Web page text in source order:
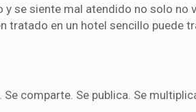
se siente mal atendido no solo no
tratado en un hotel sencillo puede
comparte. Se publica. Se